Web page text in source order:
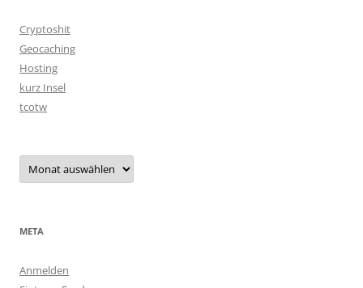
Cryptoshit
Geocaching
Hosting
kurz Insel
tcotw
Archiv
META
Anmelden